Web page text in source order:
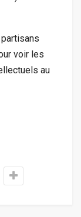
voir les
au